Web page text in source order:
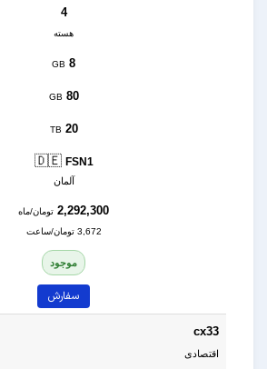
4
هسته
8
GB
80
GB
20
TB
🇩🇪 FSN1
آلمان
2,292,300 تومان/ماه
3,672 تومان/ساعت
موجود
سفارش
cx33
اقتصادی